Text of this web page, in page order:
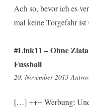
Ach so, bevor ich es
mal keine Torgefahr ist
#Link11 – Ohne
Fussball
20. November 20139:11
[…] +++ Werbung: